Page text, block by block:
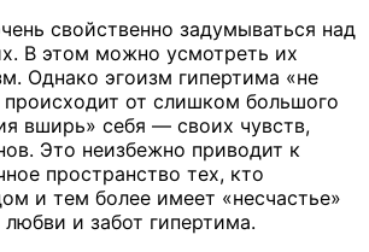
свойственно задумываться над
В этом можно усмотреть их
Однако эгоизм гипертима «не
от слишком большого
вширь» себя — своих чувств,
Это неизбежно приводит к
пространство тех, кто
и тем более имеет «несчастье»
и забот гипертима.